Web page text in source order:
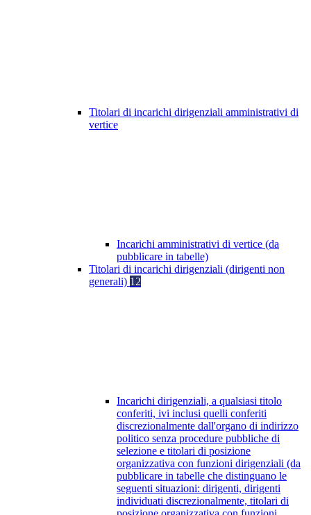
Titolari di incarichi dirigenziali amministrativi di
vertice
Incarichi amministrativi di vertice (da
pubblicare in tabelle)
Titolari di incarichi dirigenziali (dirigenti non
generali) 12
Incarichi dirigenziali, a qualsiasi titolo
conferiti, ivi inclusi quelli conferiti
discrezionalmente dall'organo di indirizzo
politico senza procedure pubbliche di
selezione e titolari di posizione
organizzativa con funzioni dirigenziali (da
pubblicare in tabelle che distinguano le
seguenti situazioni: dirigenti, dirigenti
individuati discrezionalmente, titolari di